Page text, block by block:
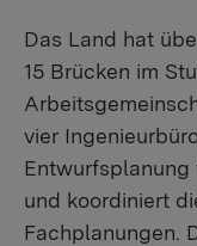
Das Land hat
15 Brücken im
vier
und koordiniert
Fachplanungen.